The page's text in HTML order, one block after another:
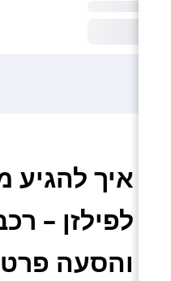
איך להגיע
לפילזן –
והסעה